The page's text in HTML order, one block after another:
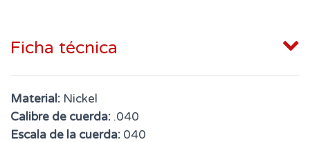
Ficha técnica
Material: Nickel
Calibre de cuerda: .040
Escala de la cuerda: 040